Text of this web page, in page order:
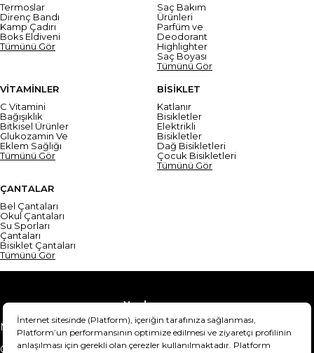
Termoslar
Direnç Bandı
Kamp Çadırı
Boks Eldiveni
Tümünü Gör
Saç Bakım
Ürünleri
Parfüm ve
Deodorant
Highlighter
Saç Boyası
Tümünü Gör
VİTAMİNLER
C Vitamini
Bağışıklık
Bitkisel Ürünler
Glukozamin Ve
Eklem Sağlığı
Tümünü Gör
BİSİKLET
Katlanır
Bisikletler
Elektrikli
Bisikletler
Dağ Bisikletleri
Çocuk Bisikletleri
Tümünü Gör
ÇANTALAR
Bel Çantaları
Okul Çantaları
Su Sporları
Çantaları
Bisiklet Çantaları
Tümünü Gör
Yardım
Mesafeli Satış Sözleşmesi
Teslimat Bilgisi
Gizlilik Sözleşmesi
Şartlar & Koşullar